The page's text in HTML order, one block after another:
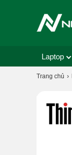
Laptop
Trang chủ